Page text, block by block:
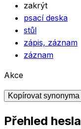
zakrýt
psací deska
stůl
zápis, záznam
záznam
Akce
Kopírovat synonyma
Přehled hesla